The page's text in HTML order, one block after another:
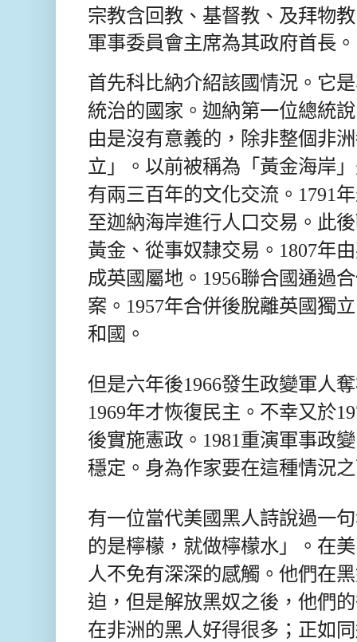
宗教含回教、基督教、及拜物
軍事委員會主席為其政府首長。
首先科比納介紹該國情況。它
統治的國家。迦納第一位總統
由是沒有意義的，除非整個非
立」。以前被稱為「黃金海岸
有兩三百年的文化交流。1791
至迦納海岸進行人口交易。此
黃金、從事奴隸交易。1807年
成英國屬地。1956聯合國通過
案。1957年合併後脫離英國獨
和國。
但是六年後1966發生政變軍人
1969年才恢復民主。不幸又於
後實施憲政。1981重演軍事政
穩定。身為作家要在這種情況
有一位當代美國黑人詩說過一
的是檸檬，就做檸檬水」。在
人不免有深深的感觸。他們在
迫，但是解放黑奴之後，他們
在非洲的黑人好得很多；正如